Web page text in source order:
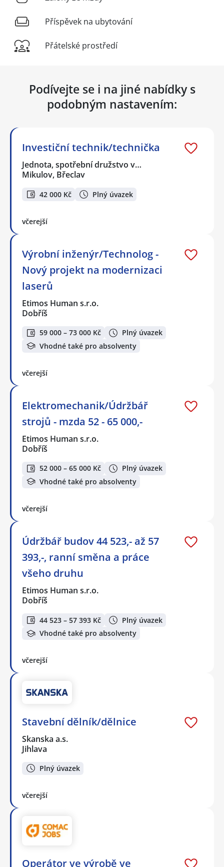
Příspěvek na ubytování
Přátelské prostředí
Podívejte se i na jiné nabídky s
podobným nastavením:
Investiční technik/technička
Jednota, spotřební družstvo v…
Mikulov, Břeclav
42 000 Kč Plný úvazek
včerejší
Výrobní inženýr/Technolog -
Nový projekt na modernizaci
laserů
Etimos Human s.r.o.
Dobříš
59 000 – 73 000 Kč
Plný úvazek
Vhodné také pro absolventy
včerejší
Elektromechanik/Údržbář
strojů - mzda 52 - 65 000,-
Etimos Human s.r.o.
Dobříš
52 000 – 65 000 Kč
Plný úvazek
Vhodné také pro absolventy
včerejší
Údržbář budov 44 523,- až 57
393,-, ranní směna a práce
všeho druhu
Etimos Human s.r.o.
Dobříš
44 523 – 57 393 Kč
Plný úvazek
Vhodné také pro absolventy
včerejší
Stavební dělník/dělnice
Skanska a.s.
Jihlava
Plný úvazek
včerejší
Operátor ve výrobě ve